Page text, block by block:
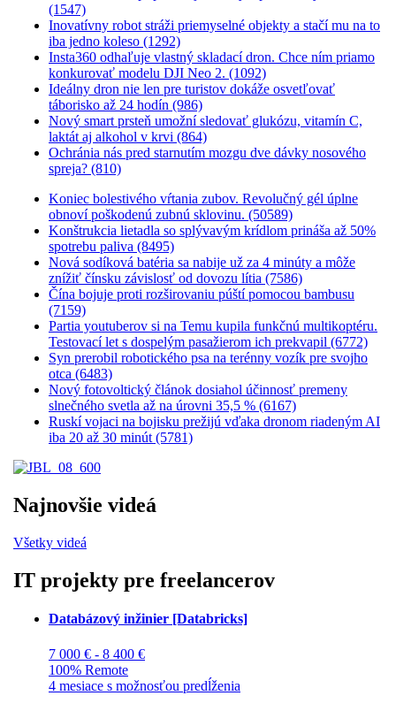
(1547)
Inovatívny robot stráži priemyselné objekty a stačí mu na to
iba jedno koleso (1292)
Insta360 odhaľuje vlastný skladací dron. Chce ním priamo
konkurovať modelu DJI Neo 2. (1092)
Ideálny dron nie len pre turistov dokáže osvetľovať
táborisko až 24 hodín (986)
Nový smart prsteň umožní sledovať glukózu, vitamín C,
laktát aj alkohol v krvi (864)
Ochránia nás pred starnutím mozgu dve dávky nosového
spreja? (810)
Koniec bolestivého vŕtania zubov. Revolučný gél úplne
obnoví poškodenú zubnú sklovinu. (50589)
Konštrukcia lietadla so splývavým krídlom prináša až 50%
spotrebu paliva (8495)
Nová sodíková batéria sa nabije už za 4 minúty a môže
znížiť čínsku závislosť od dovozu lítia (7586)
Čína bojuje proti rozširovaniu púští pomocou bambusu
(7159)
Partia youtuberov si na Temu kupila funkčnú multikoptéru.
Testovací let s dospelým pasažierom ich prekvapil (6772)
Syn prerobil robotického psa na terénny vozík pre svojho
otca (6483)
Nový fotovoltický článok dosiahol účinnosť premeny
slnečného svetla až na úrovni 35,5 % (6167)
Ruskí vojaci na bojisku prežijú vďaka dronom riadeným AI
iba 20 až 30 minút (5781)
Najnovšie videá
Všetky videá
IT projekty pre freelancerov
Databázový inžinier [Databricks]
7 000 € - 8 400 €
100% Remote
4 mesiace s možnosťou predĺženia